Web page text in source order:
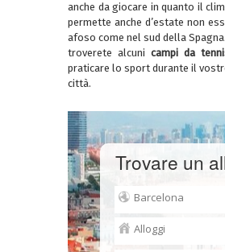
anche da giocare in quanto il
permette anche d’estate non
afoso come nel sud della
troverete alcuni campi da
praticare lo sport durante il
città.
Trovare un